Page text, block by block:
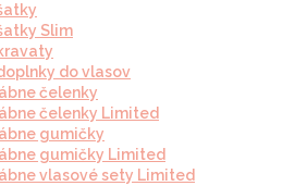
Slim
do vlasov
čelenky
čelenky Limited
gumičky
gumičky Limited
vlasové sety Limited